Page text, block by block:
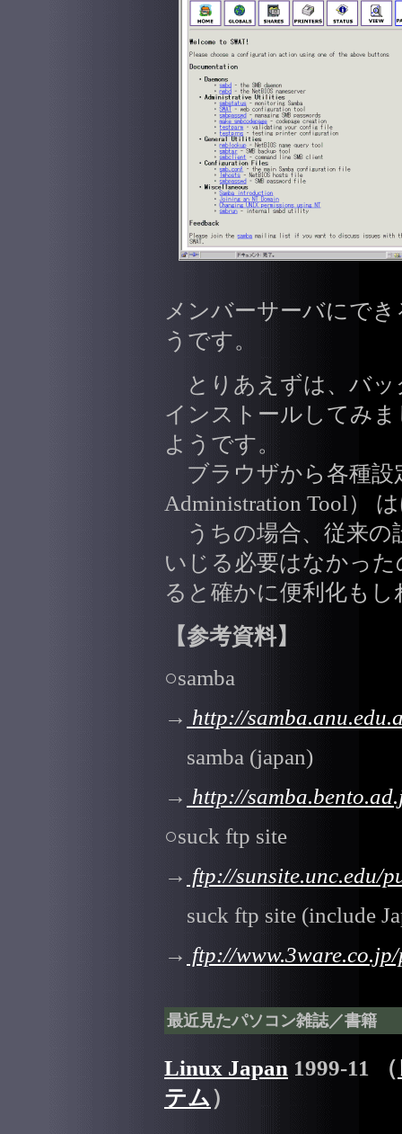
メンバーサーバにで
うです。
とりあえずは、バッ
インストールしてみ
ようです。
ブラウザから各種設
Administration Tool）
うちの場合、従来の
いじる必要はなかっ
ると確かに便利化も
【参考資料】
○samba
→ http://
samba (japan)
→ http://
○suck ftp site
→ ftp://sunsite.unc.edu/
suck ftp site (include
→ ftp://
最近見たパソコン雑誌／書籍
Linux Japan 1999-11 （
テム）